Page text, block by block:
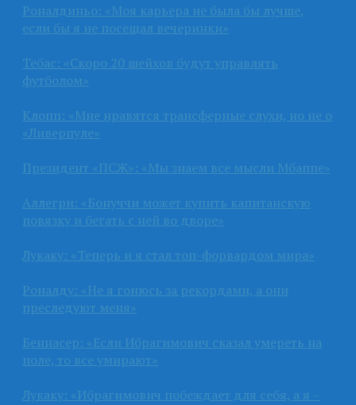
Роналдиньо: «Моя карьера не была бы лучше,
если бы я не посещал вечеринки»
Тебас: «Скоро 20 шейхов будут управлять
футболом»
Клопп: «Мне нравятся трансферные слухи, но не о
«Ливерпуле»
Президент «ПСЖ»: «Мы знаем все мысли Мбаппе»
Аллегри: «Бонуччи может купить капитанскую
повязку и бегать с ней во дворе»
Лукаку: «Теперь и я стал топ-форвардом мира»
Роналду: «Не я гонюсь за рекордами, а они
преследуют меня»
Беннасер: «Если Ибрагимович сказал умереть на
поле, то все умирают»
Лукаку: «Ибрагимович побеждает для себя, а я –